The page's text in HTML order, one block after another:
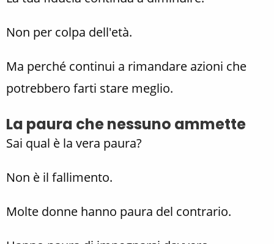
Non per colpa dell'età.
Ma perché continui a rimandare azioni che
potrebbero farti stare meglio.
La paura che nessuno ammette
Sai qual è la vera paura?
Non è il fallimento.
Molte donne hanno paura del contrario.